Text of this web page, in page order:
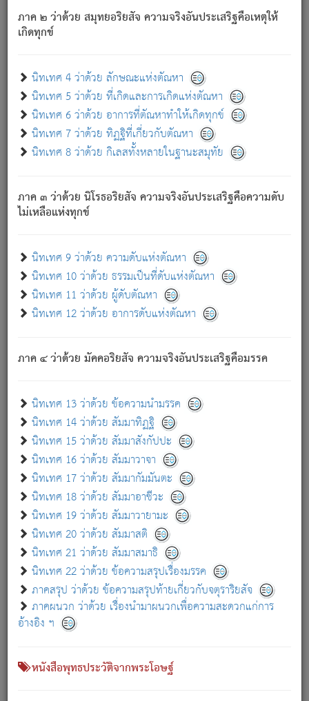
ภาค ๒ ว่าด้วย สมุทยอริยสัจ ความจริงอันประเสริฐคือเหตุให้
เกิดทุกข์
นิทเทศ 4 ว่าด้วย ลักษณะแห่งตัณหา
นิทเทศ 5 ว่าด้วย ที่เกิดและการเกิดแห่งตัณหา
นิทเทศ 6 ว่าด้วย อาการที่ตัณหาทำให้เกิดทุกข์
นิทเทศ 7 ว่าด้วย ทิฏฐิที่เกี่ยวกับตัณหา
นิทเทศ 8 ว่าด้วย กิเลสทั้งหลายในฐานะสมุทัย
ภาค ๓ ว่าด้วย นิโรธอริยสัจ ความจริงอันประเสริฐคือความดับ
ไม่เหลือแห่งทุกข์
นิทเทศ 9 ว่าด้วย ความดับแห่งตัณหา
นิทเทศ 10 ว่าด้วย ธรรมเป็นที่ดับแห่งตัณหา
นิทเทศ 11 ว่าด้วย ผู้ดับตัณหา
นิทเทศ 12 ว่าด้วย อาการดับแห่งตัณหา
ภาค ๔ ว่าด้วย มัคคอริยสัจ ความจริงอันประเสริฐคือมรรค
นิทเทศ 13 ว่าด้วย ข้อความนำมรรค
นิทเทศ 14 ว่าด้วย สัมมาทิฏฐิ
นิทเทศ 15 ว่าด้วย สัมมาสังกัปปะ
นิทเทศ 16 ว่าด้วย สัมมาวาจา
นิทเทศ 17 ว่าด้วย สัมมากัมมันตะ
นิทเทศ 18 ว่าด้วย สัมมาอาชีวะ
นิทเทศ 19 ว่าด้วย สัมมาวายามะ
นิทเทศ 20 ว่าด้วย สัมมาสติ
นิทเทศ 21 ว่าด้วย สัมมาสมาธิ
นิทเทศ 22 ว่าด้วย ข้อความสรุปเรื่องมรรค
ภาคสรุป ว่าด้วย ข้อความสรุปท้ายเกี่ยวกับจตุราริยสัจ
ภาคผนวก ว่าด้วย เรื่องนำมาผนวกเพื่อความสะดวกแก่การ
อ้างอิง ฯ
หนังสือพุทธประวัติจากพระโอษฐ์
อันเป็นไปในที่หรือเวลาทั้งปวง[3]เพื่อความมีแห่งประโยชน์โดย
ประการทั้งปวง; ภพทั้งหลายทั้งหมดนั้น ไม่เที่ยง เป็นทุกข์ มี
ความแปรปรวนเป็นธรรมดา.
อย่างนี้อยู่; เขาย่อมละภวตัณหาได้ และไม่เพลิดเพลินวิภวตัณหา
ด้วย.
ความดับเพราะความสำรอกไม่เหลือ (แห่งภพทั้งหลาย)
เพราะความสิ้นไปแห่งตัณหาโดยประการทั้งปวง นั้นคือ
นิพพาน.
ภพใหม่ย่อมไม่มีแก่ภิกษุนั้น ผู้ดับเย็นสนิทแล้ว เพราะไม่มี
ภิกษุนั้น เป็นผู้ครอบงำมารได้แล้ว ชนะสงครามแล้ว ก้าวล่วง
ภพทั้งหลายทั้งปวงได้แล้ว เป็นผู้คงที่ (คือไม่เปลี่ยนแปลงอีกต่อ
- อุ.ขุ. ๒๕/๑๒๑/๘๔.
(ข้อความนี้ เป็นพระพุทธอุทานที่ทรงเปล่งออก ที่โคนต้นโพธิ์
เป็นที่ตรัสรู้ เมื่อตรัสรู้แล้วได้ 7 วัน)
เกี่ยวกับธรรมโฆษณ์ออนไลน์ (Disclaimer)
แม้ระบบ "ธรรมโฆษณ์ออนไลน์" พยายามปรับปรุงข้อมูลให้ถูกต้องมากที่สุด
ผู้ศึกษาก็พึงตรวจสอบกับตัวเล่มหนังสือต้นฉบับ ที่มีการพิมพ์ครั้งล่าสุด
ก่อนนำข้อมูลไปใช้ในการอ้างอิง"
เกี่ยวกับอัตถจารี|เกี่ยวกับการพัฒนา|แจ้งข้อผิดพลาด / แนะนำ
หนังสือที่เกี่ยวข้อง